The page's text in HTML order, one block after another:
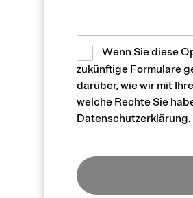
Wenn Sie diese
zukünftige Formulare
darüber, wie wir mit
welche Rechte Sie
Datenschutzerklärung.